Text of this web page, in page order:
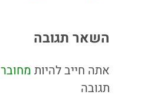
השאר תגובה
אתה חייב להיות מחובר
תגובה